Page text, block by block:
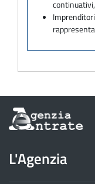
Informazioni
sul
dell'Agenzia
delle
L'Agenzia